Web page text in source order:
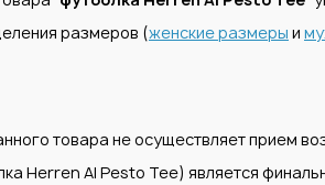
размеров (женские размеры и
товара не осуществляет прием
Herren Al Pesto Tee) является